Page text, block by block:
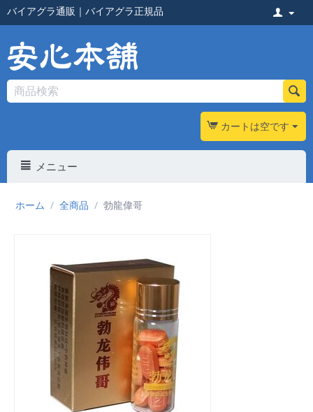
バイアグラ通販 ｜ バイアグラ正規品
カートは空です
メニュー
ホーム / 全商品 / 勃龍偉哥